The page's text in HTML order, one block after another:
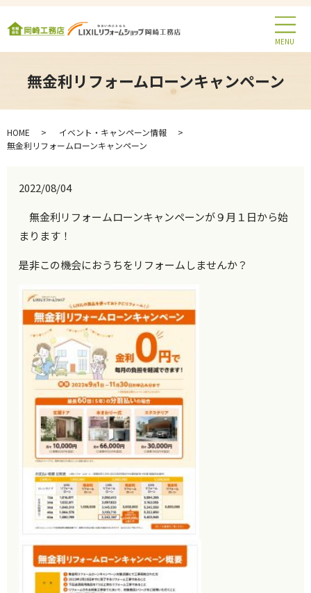
MENU
無金利リフォームローンキャンペーン
HOME
イベント・キャンペーン情報
無金利リフォームローンキャンペーン
2022/08/04
無金利リフォームローンキャンペーンが９月１日から始
まります！
是非この機会におうちをリフォームしませんか？